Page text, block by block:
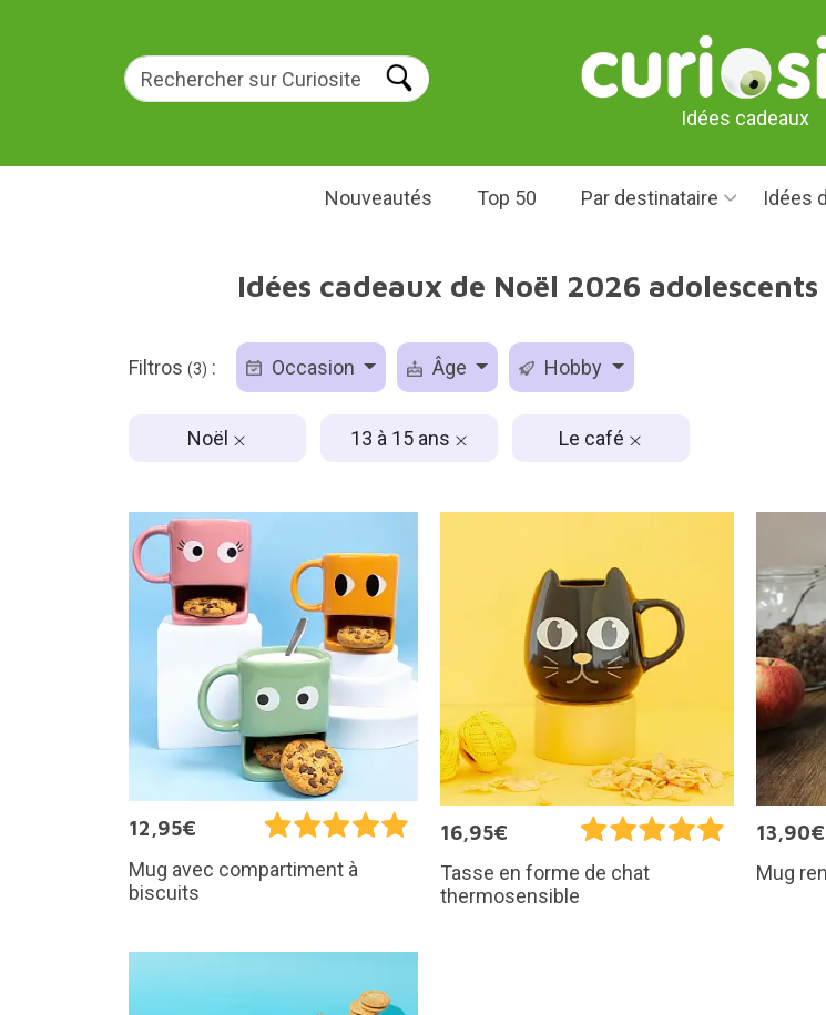
Idées cadeaux
Nouveautés Top 50 Par destinataire Idées
Idées cadeaux de Noël 2026
Filtros (3) : Occasion Âge Hobby
Noël 13 à 15 ans Le café
12,95€
Mug avec compartiment à
biscuits
16,95€
Tasse en forme de chat
thermosensible
13,90€
Mug